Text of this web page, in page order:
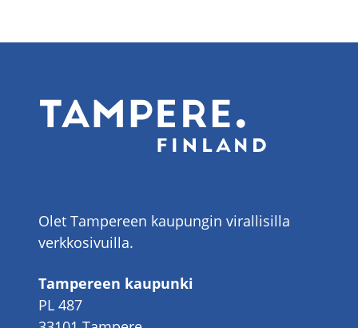
Olet Tampereen kaupungin virallisilla
verkkosivuilla.
Tampereen kaupunki
PL 487